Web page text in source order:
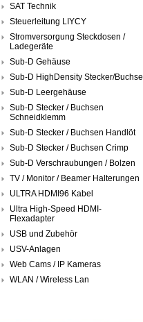
SAT Technik
Steuerleitung LIYCY
Stromversorgung Steckdosen /
Ladegeräte
Sub-D Gehäuse
Sub-D HighDensity Stecker/Buchse
Sub-D Leergehäuse
Sub-D Stecker / Buchsen
Schneidklemm
Sub-D Stecker / Buchsen Handlöt
Sub-D Stecker / Buchsen Crimp
Sub-D Verschraubungen / Bolzen
TV / Monitor / Beamer Halterungen
ULTRA HDMI96 Kabel
Ultra High-Speed HDMI-
Flexadapter
USB und Zubehör
USV-Anlagen
Web Cams / IP Kameras
WLAN / Wireless Lan